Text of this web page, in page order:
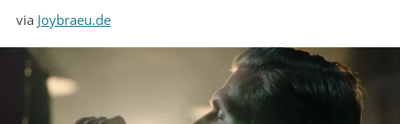
via Joybraeu.de